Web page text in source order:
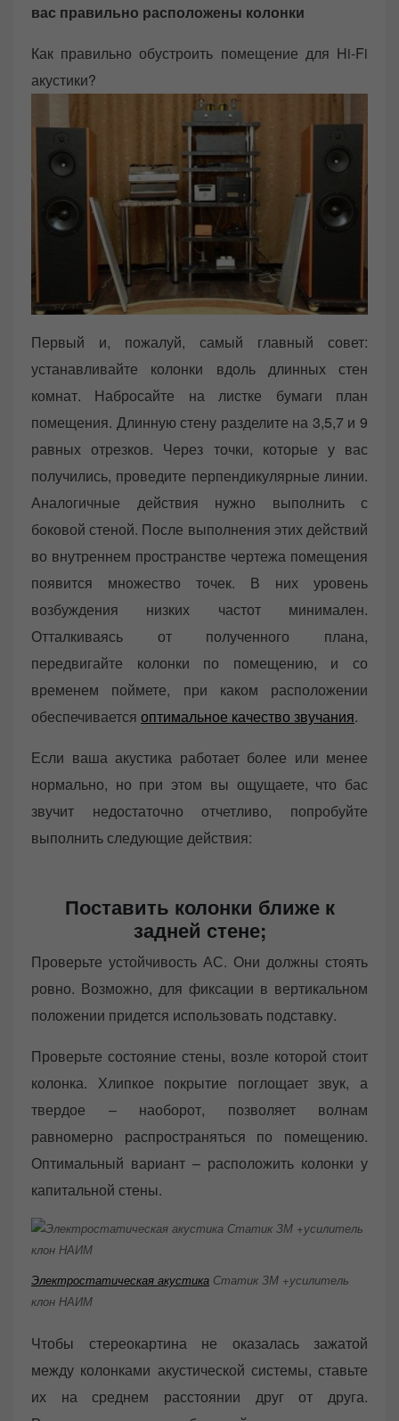
вас правильно расположены колонки
Как правильно обустроить помещение для Hi-Fi
акустики?
Первый и, пожалуй, самый главный совет:
устанавливайте колонки вдоль длинных стен
комнат. Набросайте на листке бумаги план
помещения. Длинную стену разделите на 3,5,7 и 9
равных отрезков. Через точки, которые у вас
получились, проведите перпендикулярные линии.
Аналогичные действия нужно выполнить с
боковой стеной. После выполнения этих действий
во внутреннем пространстве чертежа помещения
появится множество точек. В них уровень
возбуждения низких частот минимален.
Отталкиваясь от полученного плана,
передвигайте колонки по помещению, и со
временем поймете, при каком расположении
обеспечивается оптимальное качество звучания.
Если ваша акустика работает более или менее
нормально, но при этом вы ощущаете, что бас
звучит недостаточно отчетливо, попробуйте
выполнить следующие действия:
Поставить колонки ближе к
задней стене;
Проверьте устойчивость АС. Они должны стоять
ровно. Возможно, для фиксации в вертикальном
положении придется использовать подставку.
Проверьте состояние стены, возле которой стоит
колонка. Хлипкое покрытие поглощает звук, а
твердое – наоборот, позволяет волнам
равномерно распространяться по помещению.
Оптимальный вариант – расположить колонки у
капитальной стены.
Электростатическая акустика Статик ЗМ +усилитель
клон НАИМ
Чтобы стереокартина не оказалась зажатой
между колонками акустической системы, ставьте
их на среднем расстоянии друг от друга.